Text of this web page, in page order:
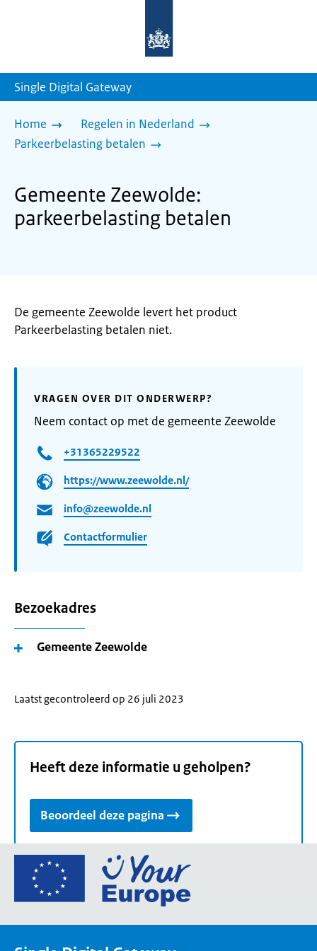
homepage
Single Digital Gateway
Home
Regelen in Nederland
Parkeerbelasting betalen
Gemeente Zeewolde:
parkeerbelasting betalen
De gemeente Zeewolde levert het product
Parkeerbelasting betalen niet.
VRAGEN OVER DIT ONDERWERP?
Neem contact op met de gemeente Zeewolde
+31365229522
https://www.zeewolde.nl/
info@zeewolde.nl
Contactformulier
Bezoekadres
Gemeente Zeewolde
Laatst gecontroleerd op 26 juli 2023
Heeft deze informatie u geholpen?
Beoordeel deze pagina
Ga
de